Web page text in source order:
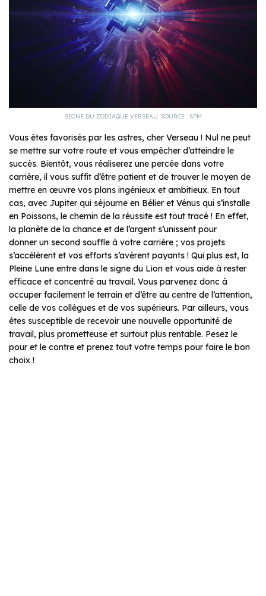
SIGNE DU ZODIAQUE VERSEAU. SOURCE : SPM
Vous êtes favorisés par les astres, cher Verseau ! Nul ne peut
se mettre sur votre route et vous empêcher d’atteindre le
succès. Bientôt, vous réaliserez une percée dans votre
carrière, il vous suffit d’être patient et de trouver le moyen de
mettre en œuvre vos plans ingénieux et ambitieux. En tout
cas, avec Jupiter qui séjourne en Bélier et Vénus qui s’installe
en Poissons, le chemin de la réussite est tout tracé ! En effet,
la planète de la chance et de l’argent s’unissent pour
donner un second souffle à votre carrière ; vos projets
s’accélèrent et vos efforts s’avèrent payants ! Qui plus est, la
Pleine Lune entre dans le signe du Lion et vous aide à rester
efficace et concentré au travail. Vous parvenez donc à
occuper facilement le terrain et d’être au centre de l’attention,
celle de vos collègues et de vos supérieurs. Par ailleurs, vous
êtes susceptible de recevoir une nouvelle opportunité de
travail, plus prometteuse et surtout plus rentable. Pesez le
pour et le contre et prenez tout votre temps pour faire le bon
choix !